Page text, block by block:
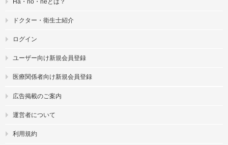
Ha・no・neとは？
ドクター・衛生士紹介
ログイン
ユーザー向け新規会員登録
医療関係者向け新規会員登録
広告掲載のご案内
運営者について
利用規約